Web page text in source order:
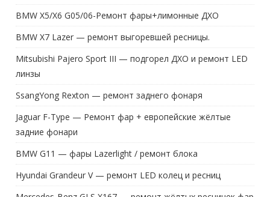
BMW X5/X6 G05/06-Ремонт фары+лимонные ДХО
BMW X7 Lazer — ремонт выгоревшей ресницы.
Mitsubishi Pajero Sport III — подгорел ДХО и ремонт LED
линзы
SsangYong Rexton — ремонт заднего фонаря
Jaguar F-Type — Ремонт фар + европейские жёлтые
задние фонари
BMW G11 — фары Lazerlight / ремонт блока
Hyundai Grandeur V — ремонт LED колец и ресниц